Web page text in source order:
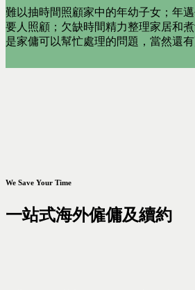
難以抽時間照顧家中的年幼子女；年
要人照顧；欠缺時間精力整理家居和
是家傭可以幫忙處理的問題，當然還有
We Save Your Time
一站式海外僱傭及續約